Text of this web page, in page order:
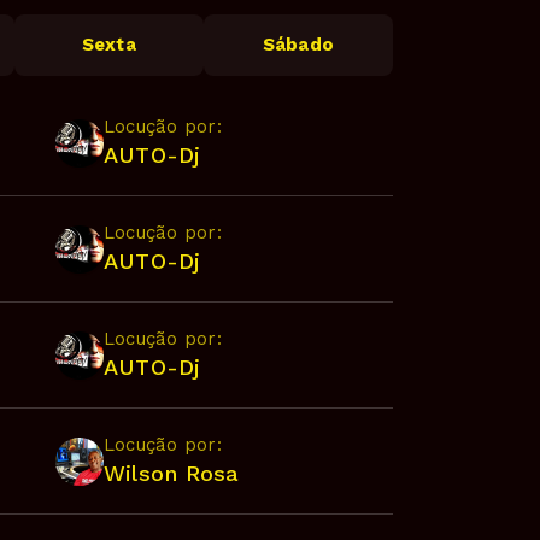
Sexta Sábado
Locução por:
AUTO-Dj
Locução por:
AUTO-Dj
Locução por:
AUTO-Dj
Locução por:
Wilson Rosa